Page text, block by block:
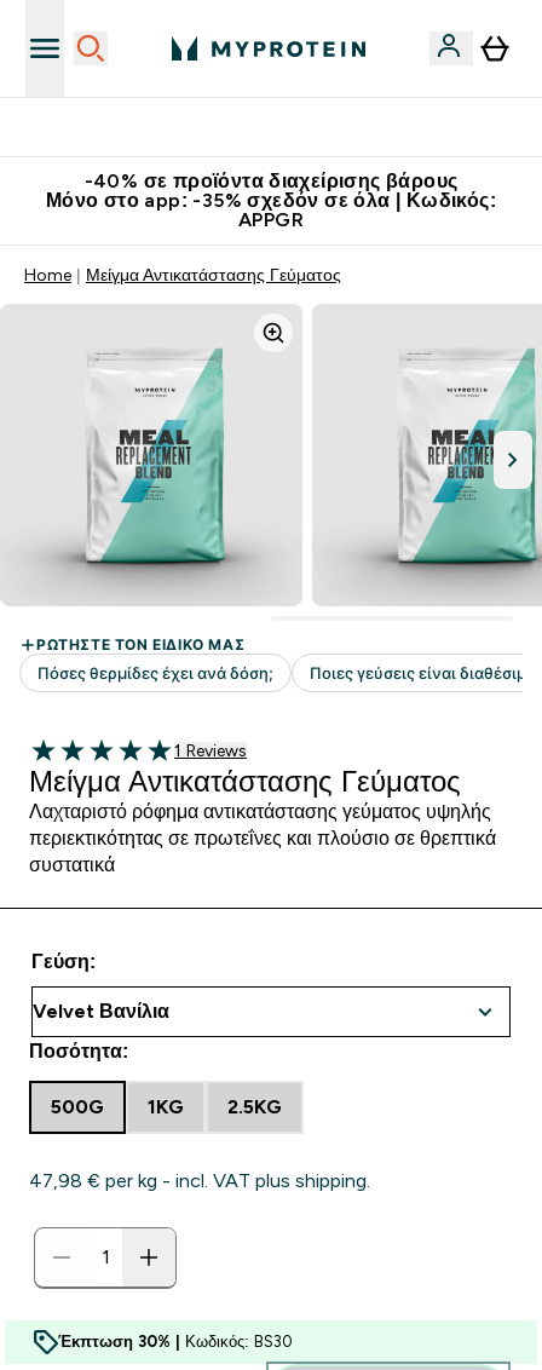
-40% σε προϊόντα διαχείρισης βάρους
Μόνο στο app: -35% σχεδόν σε όλα | Κωδικός:
APPGR
Home Μείγμα Αντικατάστασης Γεύματος
5 out of 5 stars
1 customer reviews
1 Reviews
Μείγμα Αντικατάστασης Γεύματος
Λαχταριστό ρόφημα αντικατάστασης γεύματος υψηλής
περιεκτικότητας σε πρωτεΐνες και πλούσιο σε θρεπτικά
συστατικά
Γεύση:
Ποσότητα:
500G 1KG 2.5KG
47,98 €‎ per kg - incl. VAT plus shipping.
Έκπτωση 30% | Κωδικός: BS30